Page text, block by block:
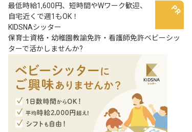
最低時給1,600円、短時間やWワーク歓迎、
自宅近くで週1もOK！
KIDSNAシッター
保育士資格・幼稚園教諭免許・看護師免許ベビーシッ
ターで活かしませんか?